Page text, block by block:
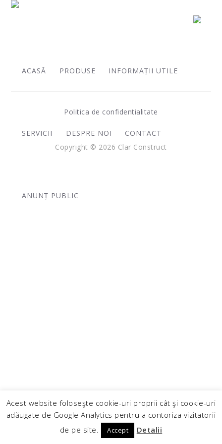
ACASĂ PRODUSE INFORMAȚII UTILE
SERVICII DESPRE NOI CONTACT
ANUNȚ PUBLIC
Produse
Politica de confidentialitate
Copyright © 2026 Clar Construct
Acest website foloseşte cookie-uri proprii cât şi cookie-uri
adăugate de Google Analytics pentru a contoriza vizitatorii
de pe site.
Accept Detalii